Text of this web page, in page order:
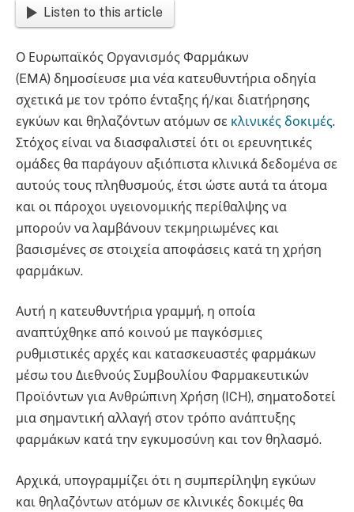
Listen to this article
Ο Ευρωπαϊκός Οργανισμός Φαρμάκων
(EMA) δημοσίευσε μια νέα κατευθυντήρια οδηγία
σχετικά με τον τρόπο ένταξης ή/και διατήρησης
εγκύων και θηλαζόντων ατόμων σε κλινικές δοκιμές.
Στόχος είναι να διασφαλιστεί ότι οι ερευνητικές
ομάδες θα παράγουν αξιόπιστα κλινικά δεδομένα σε
αυτούς τους πληθυσμούς, έτσι ώστε αυτά τα άτομα
και οι πάροχοι υγειονομικής περίθαλψης να
μπορούν να λαμβάνουν τεκμηριωμένες και
βασισμένες σε στοιχεία αποφάσεις κατά τη χρήση
φαρμάκων.
Αυτή η κατευθυντήρια γραμμή, η οποία
αναπτύχθηκε από κοινού με παγκόσμιες
ρυθμιστικές αρχές και κατασκευαστές φαρμάκων
μέσω του Διεθνούς Συμβουλίου Φαρμακευτικών
Προϊόντων για Ανθρώπινη Χρήση (ICH), σηματοδοτεί
μια σημαντική αλλαγή στον τρόπο ανάπτυξης
φαρμάκων κατά την εγκυμοσύνη και τον θηλασμό.
Αρχικά, υπογραμμίζει ότι η συμπερίληψη εγκύων
και θηλαζόντων ατόμων σε κλινικές δοκιμές θα